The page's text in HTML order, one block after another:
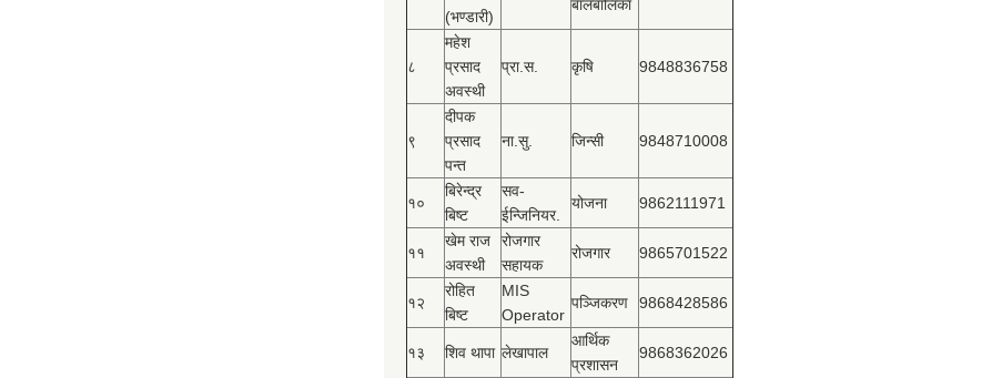
(भण्डारी)
बालबालिका
८
महेश
प्रसाद
अवस्थी
प्रा.स. कृषि 9848836758
९
दीपक
प्रसाद
पन्त
ना.सु. जिन्सी 9848710008
१०
बिरेन्द्र
बिष्‍ट
सव-
ईन्जिनियर.
योजना 9862111971
११
खेम राज
अवस्थी
रोजगार
सहायक
रोजगार 9865701522
१२
रोहित
बिष्‍ट
MIS
Operator
पञ्‍जिकरण 9868428586
१३ शिव थापा लेखापाल
आर्थिक
प्रशासन
9868362026